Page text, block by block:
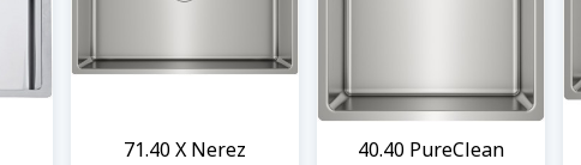
71.40 X Nerez 40.40 PureClean